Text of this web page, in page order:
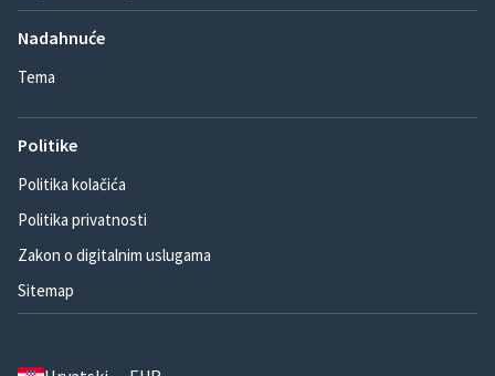
Nadahnuće
Tema
Politike
Politika kolačića
Politika privatnosti
Zakon o digitalnim uslugama
Sitemap